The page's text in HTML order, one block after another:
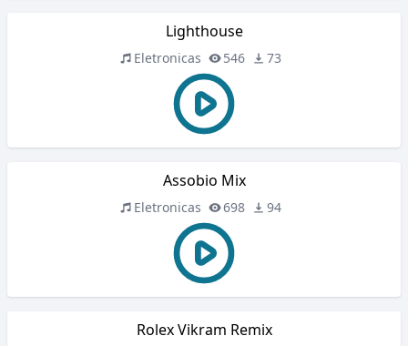
Lighthouse
Eletronicas 546 73
Assobio Mix
Eletronicas 698 94
Rolex Vikram Remix